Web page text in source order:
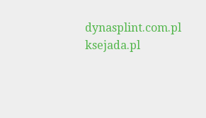
dynasplint.com.pl
ksejada.pl